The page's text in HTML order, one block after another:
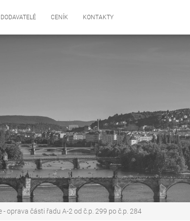
DODAVATELÉ CENÍK KONTAKTY
- oprava části řadu A-2 od č.p. 299 po č.p. 284